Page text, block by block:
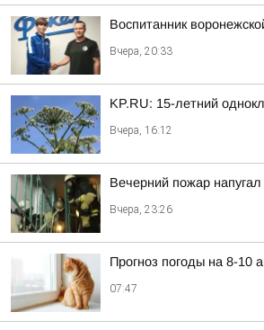
Воспитанник
Вчера, 20:33
KP.RU: 15-летний
Вчера, 16:12
Вечерний пожар
Вчера, 23:26
Прогноз погоды на 8-10
07:47